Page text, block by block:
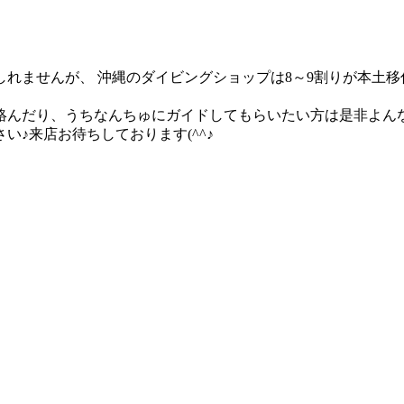
ませんが、 沖縄のダイビングショップは8～9割りが本土
だり、うちなんちゅにガイドしてもらいたい方は是非よ
♪来店お待ちしております(^^♪